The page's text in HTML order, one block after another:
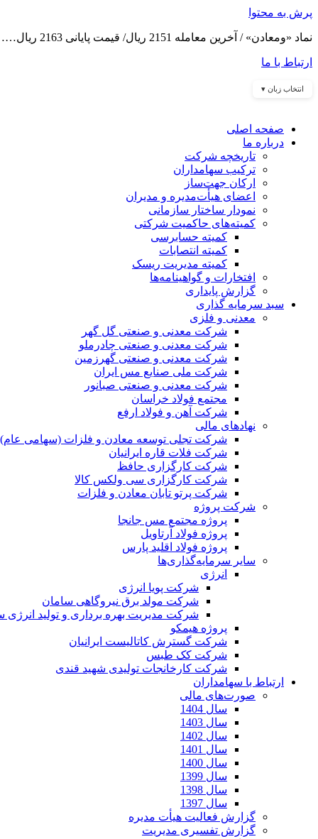
پرش به محتوا
نماد «ومعادن» / آخرین معامله 2151 ریال/ قیمت پایانی 2163 ریال……
ارتباط با ما
انتخاب زبان ▾
صفحه اصلی
درباره ما
تاریخچه شرکت
ترکیب سهامداران
ارکان جهت‌ساز
اعضای هیأت‌مدیره و مدیران
نمودار ساختار سازمانی
کمیته‌های حاکمیت شرکتی
کمیته حسابرسی
کمیته انتصابات
کمیته مدیریت ریسک
افتخارات و گواهینامه‌ها
گزارش پایداری
سبد سرمایه گذاری
معدنی و فلزی
شرکت معدنی و صنعتی گل گهر
شرکت معدنی و صنعتی چادرملو
شرکت معدنی و صنعتی گهرزمین
شرکت ملی صنایع مس ایران
شرکت معدنی و صنعتی صبانور
مجتمع فولاد خراسان
شرکت آهن و فولاد ارفع
نهادهای مالی
شرکت تجلی توسعه معادن و فلزات (سهامی عام)
شرکت فلات قاره ایرانیان
شرکت کارگزاری حافظ
شرکت کارگزاری سی ولکس کالا
شرکت پرتو تابان معادن و فلزات
شرکت پروژه
پروژه مجتمع مس جانجا
پروژه فولاد آرتاویل
پروژه فولاد اقلید پارس
سایر سرمایه‌گذاری‌ها
انرژی
شرکت پویا انرژی
شرکت مولد برق نیروگاهی سامان
شرکت مدیریت بهره برداری و تولید انرژی
پروژه هیمکو
شرکت گسترش کاتالیست ایرانیان
شرکت کک طبس
شرکت کارخانجات تولیدی شهید قندی
ارتباط با سهامداران
صورت‌های مالی
سال 1404
سال 1403
سال 1402
سال 1401
سال 1400
سال 1399
سال 1398
سال 1397
گزارش فعالیت هیأت مدیره
گزارش تفسیری مدیریت